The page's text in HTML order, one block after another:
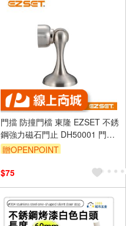
門擋 防撞門檔 東隆 EZSET 不銹
鋼強力磁石門止 DH50001 門碰
門頂 門吸 門檔 磁石門止 戶擋 門
贈OPENPOINT
$75